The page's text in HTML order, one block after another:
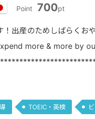
Point 700pt
出産のためしばらくお
more & more by
TOEIC・英検